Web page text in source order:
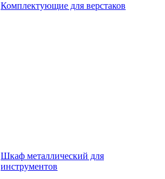
Комплектующие для верстаков
Шкаф металлический для
инструментов